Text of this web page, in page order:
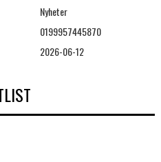
Nyheter
0199957445870
2026-06-12